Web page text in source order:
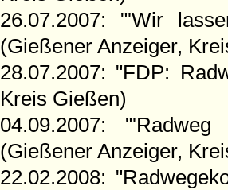
26.07.2007: "'Wir
(Gießener Anzeiger,
28.07.2007: "FDP:
Kreis Gießen)
04.09.2007:
(Gießener Anzeiger,
22.02.2008: